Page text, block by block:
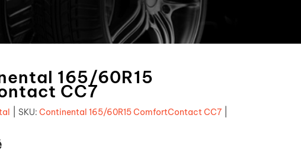
165/60R15
CC7
SKU: Continental 165/60R15 ComfortContact CC7